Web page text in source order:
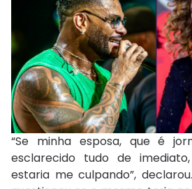
“Se minha esposa, que é
esclarecido tudo de
estaria me culpando”,